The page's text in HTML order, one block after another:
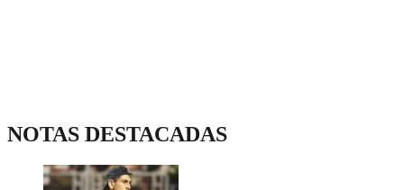
NOTAS DESTACADAS